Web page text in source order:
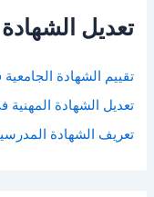
تعديل الشهادة
تقييم الشهادة الجامعية
تعديل الشهادة المهنية
تعريف الشهادة